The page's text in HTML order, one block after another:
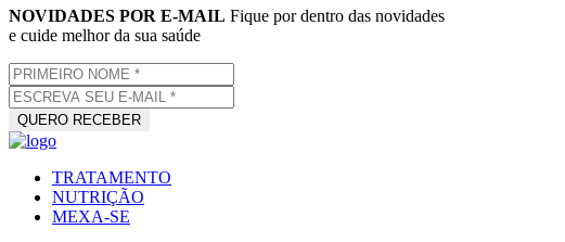
NOVIDADES POR E-MAIL Fique por dentro das novidades
e cuide melhor da sua saúde
TRATAMENTO
NUTRIÇÃO
MEXA-SE